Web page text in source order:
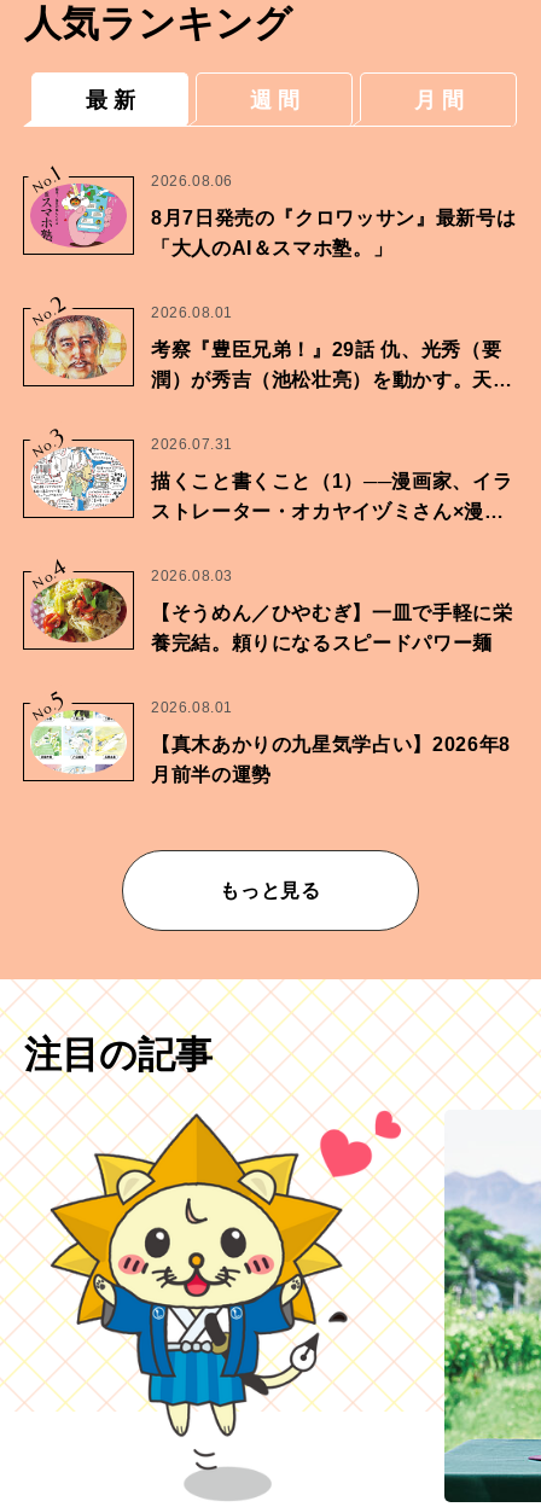
人気ランキング
最 新 週 間 月 間
No.
1 2026.08.06
8月7日発売の『クロワッサン』最新号は
「大人のAI＆スマホ塾。」
No.2 2026.08.01
考察『豊臣兄弟！』29話 仇、光秀（要
潤）が秀吉（池松壮亮）を動かす。天下
No.
3 2026.07.31
描くこと書くこと（1）──漫画家、イラ
ストレーター・オカヤイヅミさん×漫画
No.
4 2026.08.03
【そうめん／ひやむぎ】一皿で手軽に栄
養完結。頼りになるスピードパワー麺
No.
5 2026.08.01
【真木あかりの九星気学占い】2026年8
月前半の運勢
もっと見る
注目の記事